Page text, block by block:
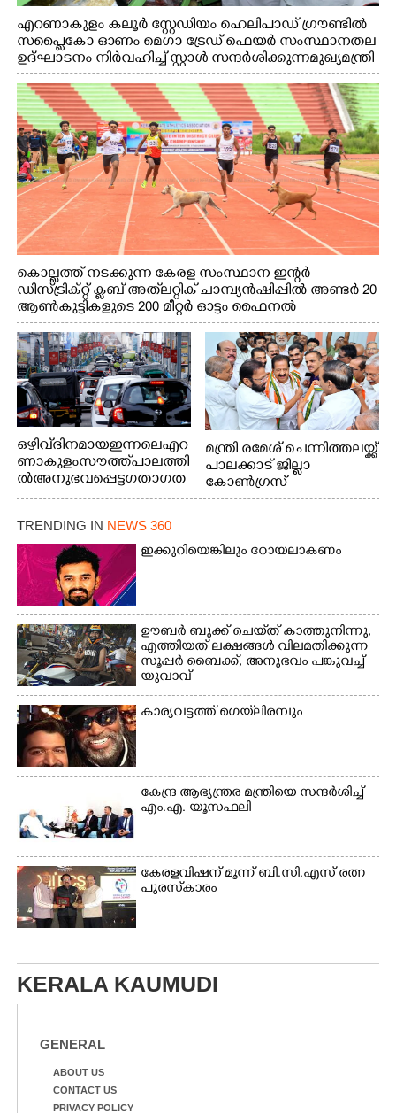
എറണാകുളം കലൂർ സ്റ്റേഡിയം ഹെലിപാഡ് ഗ്രൗണ്ടിൽ
സപ്ളൈകോ ഓണം മെഗാ ട്രേഡ് ഫെയർ സംസ്ഥാനതല
ഉദ്ഘാടനം നിർവഹിച്ച് സ്റ്റാൾ സന്ദർശിക്കുന്ന മുഖ്യമന്ത്രി
വി.ഡി. സതീശൻ. മന്ത്രി അനൂപ് ജേക്കബ് സമീപം
കൊല്ലത്ത് നടക്കുന്ന കേരള സംസ്ഥാന ഇന്റർ
ഡിസ്ട്രിക്റ്റ് ക്ലബ് അത്‌ലറ്റിക് ചാമ്പ്യൻഷിപ്പിൽ അണ്ടർ 20
ആൺകുട്ടികളുടെ 200 മീറ്റർ ഓട്ടം ഫൈനൽ
മത്സരത്തിനിടെ സിന്തറ്റിക് ട്രാക്കിന് കുറുകെ ഓടുന്ന
നായകൾ.
ഒഴിവ് ദിനമായ ഇന്നലെ എറ
ണാകുളം സൗത്ത് പാലത്തി
ൽ അനുഭവപ്പെട്ട ഗതാഗത
ക്കുരുക്ക്
മന്ത്രി രമേശ് ചെന്നിത്തലയ്ക്ക്
പാലക്കാട് ജില്ലാ
കോൺഗ്രസ്
TRENDING IN NEWS 360
ഇക്കുറിയെങ്കിലും റോയലാകണം
ഊബർ ബുക്ക് ചെയ്‌ത് കാത്തുനിന്നു,​
എത്തിയത് ലക്ഷങ്ങൾ വിലമതിക്കുന്ന
സൂപ്പർ ബൈക്ക്,​ അനുഭവം പങ്കുവച്ച്
യുവാവ്
കാര്യവട്ടത്ത് ഗെയ്‌ലിരമ്പും
കേന്ദ്ര ആഭ്യന്ത്രര മന്ത്രിയെ സന്ദർശിച്ച്
എം.എ. യൂസഫലി
കേരളവിഷന് മൂന്ന് ബി.സി.എസ് രത്ന
പുരസ്‌കാരം
KERALA KAUMUDI
GENERAL
ABOUT US
CONTACT US
PRIVACY POLICY